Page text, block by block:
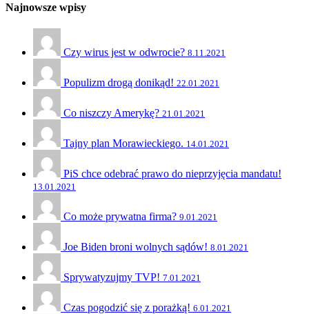
Najnowsze wpisy
Czy wirus jest w odwrocie? 8.11.2021
Populizm drogą donikąd! 22.01.2021
Co niszczy Amerykę? 21.01.2021
Tajny plan Morawieckiego. 14.01.2021
PiS chce odebrać prawo do nieprzyjęcia mandatu!
13.01.2021
Co może prywatna firma? 9.01.2021
Joe Biden broni wolnych sądów! 8.01.2021
Sprywatyzujmy TVP! 7.01.2021
Czas pogodzić się z porażką! 6.01.2021